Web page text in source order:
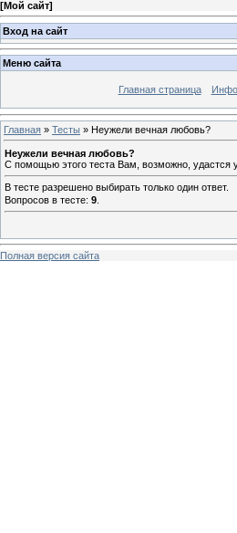
[Мой сайт]
Вход на сайт
Меню сайта
Главная страница
Главная » Тесты » Неужели вечная любовь?
Неужели вечная любовь?
С помощью этого теста Вам, возможно, удастся
В тесте разрешено выбирать только один ответ.
Вопросов в тесте: 9
Полная версия сайта